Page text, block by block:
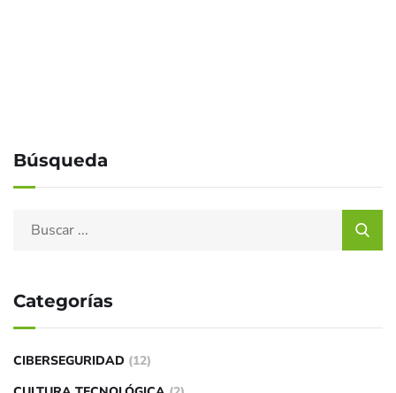
Búsqueda
Categorías
CIBERSEGURIDAD (12)